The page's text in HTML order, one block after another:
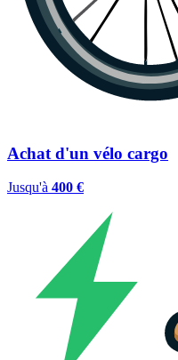
Achat d'un vélo cargo
Jusqu'à 400 €